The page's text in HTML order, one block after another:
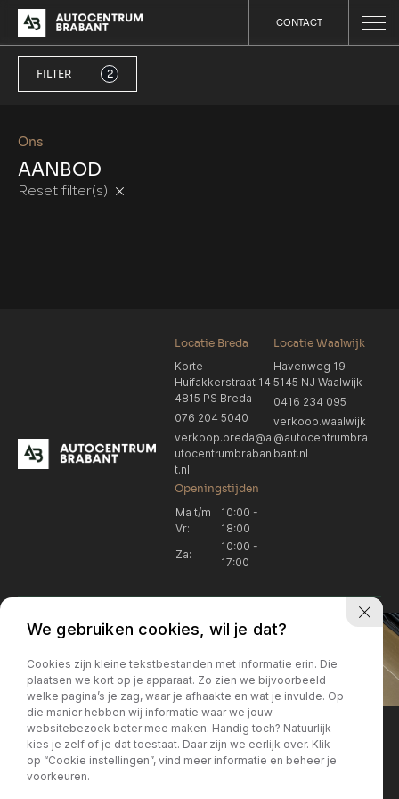
CONTACT
Ons
AANBOD
Reset filter(s)
FILTER 2
Locatie Breda
Korte
Huifakkerstraat 14
4815 PS Breda
076 204 5040
verkoop.breda@a
utocentrumbraban
t.nl
Locatie Waalwijk
Havenweg 19
5145 NJ Waalwijk
0416 234 095
verkoop.waalwijk
@autocentrumbra
bant.nl
Openingstijden
Ma t/m
Vr:
10:00 -
18:00
Za:
10:00 -
17:00
Locatie Breda
076 204 5040
Locatie Breda
verkoop.breda@autocentrum
brabant.nl
Locatie Breda
Korte Huifakkerstraat 14
4815 PS Breda
Locatie Breda
+31 076 204 5040
We gebruiken cookies, wil je dat?
Cookies zijn kleine tekstbestanden met informatie erin. Die
plaatsen we kort op je apparaat. Zo zien we bijvoorbeeld
welke pagina’s je zag, waar je afhaakte en wat je invulde. Op
die manier hebben wij informatie waar we jouw
websitebezoek beter mee maken. Handig toch? Natuurlijk
kies je zelf of je dat toestaat. Daar zijn we eerlijk over. Klik
op “Cookie instellingen”, vind meer informatie en beheer je
voorkeuren.